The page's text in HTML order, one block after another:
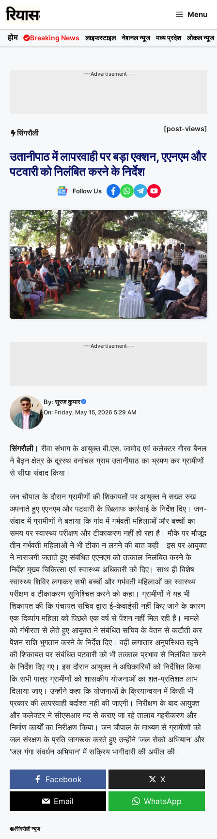
Skip
to
content
Menu
होम Breaking News लाइफस्टाइल नेशनल न्यूज मध्य प्रदेश लोकल न्यूज
---Advertisement---
सिंगरौली [post-views]
उतानीपाठ में लापरवाही पर बड़ा एक्शन, एएनएम और
पटवारी को निलंबित करने के निर्देश
Follow Us
---Advertisement---
By:सूरज कुमार
On: Friday, May 15, 2026 5:29 AM
सिंगरौली। रीवा संभाग के आयुक्त बी.एस. जामोद एवं कलेक्टर गौरव बैनल
ने बैढ़न क्षेत्र के दूरस्थ वनांचल ग्राम उतानीपाठ का भ्रमण कर ग्रामीणों
से सीधा संवाद किया।
जन चौपाल के दौरान ग्रामीणों की शिकायतों पर आयुक्त ने सख्त रुख
अपनाते हुए एएनएम और पटवारी के खिलाफ कार्रवाई के निर्देश दिए। जन-
संवाद में ग्रामीणों ने बताया कि गांव में गर्भवती महिलाओं और बच्चों का
समय पर स्वास्थ्य परीक्षण और टीकाकरण नहीं हो रहा है। मौके पर मौजूद
तीन गर्भवती महिलाओं ने भी टीका न लगने की बात कही। इस पर आयुक्त
ने नाराजगी जताते हुए संबंधित एएनएम को तत्काल निलंबित करने के
निर्देश मुख्य चिकित्सा एवं स्वास्थ्य अधिकारी को दिए। साथ ही विशेष
स्वास्थ्य शिविर लगाकर सभी बच्चों और गर्भवती महिलाओं का स्वास्थ्य
परीक्षण व टीकाकरण सुनिश्चित करने को कहा। ग्रामीणों ने यह भी
शिकायत की कि पंचायत सचिव द्वारा ई-केवाईसी नहीं किए जाने के कारण
एक दिव्यांग महिला को पिछले एक वर्ष से पेंशन नहीं मिल रही है। मामले
को गंभीरता से लेते हुए आयुक्त ने संबंधित सचिव के वेतन से कटौती कर
पेंशन राशि भुगतान करने के निर्देश दिए। वहीं लगातार अनुपस्थित रहने
की शिकायत पर संबंधित पटवारी को भी तत्काल प्रभाव से निलंबित करने
के निर्देश दिए गए। इस दौरान आयुक्त ने अधिकारियों को निर्देशित किया
कि सभी पात्र ग्रामीणों को शासकीय योजनाओं का शत-प्रतिशत लाभ
दिलाया जाए। उन्होंने कहा कि योजनाओं के क्रियान्वयन में किसी भी
प्रकार की लापरवाही बर्दाश्त नहीं की जाएगी। निरीक्षण के बाद आयुक्त
और कलेक्टर ने सीएसआर मद से कराए जा रहे तालाब गहरीकरण और
निर्माण कार्यों का निरीक्षण किया। जन चौपाल के माध्यम से ग्रामीणों को
जल संरक्षण के प्रति जागरूक करते हुए उन्होंने ‘जल रोको अभियान’ और
‘जल गंगा संवर्धन अभियान’ में सक्रिय भागीदारी की अपील की।
Facebook X
Email WhatsApp
सिंगरौली न्यूज़